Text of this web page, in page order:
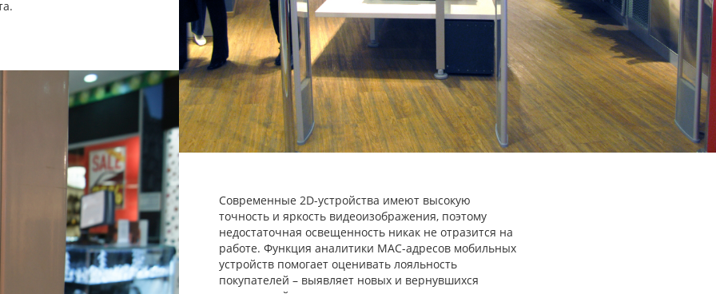
Современные 2D-устройства имеют высокую
точность и яркость видеоизображения, поэтому
недостаточная освещенность никак не отразится на
работе. Функция аналитики MAC-адресов мобильных
устройств помогает оценивать лояльность
покупателей – выявляет новых и вернувшихся